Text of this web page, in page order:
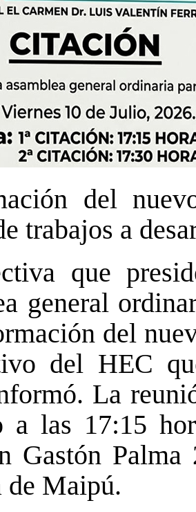
del
trabajos a
que
general
del
del HEC
La
a las 17:15
Gastón
de Maipú.